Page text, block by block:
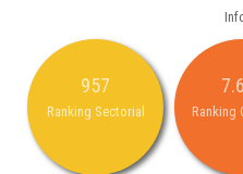
957
Ranking Sectorial Ranking